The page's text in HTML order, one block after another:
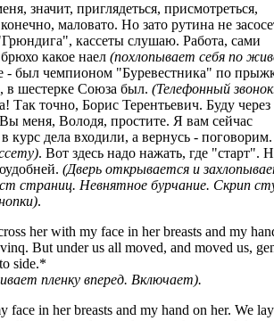
значит, приглядеться, присмотреться,
маловато. Но зато рутина не
кассеты слушаю. Работа, сами
какое наел (похлопывает себя по
- был чемпионом "Буревестника" по
в шестерке Союза был. (Телефонный
точно, Борис Терентьевич. Буду через
меня, Володя, простите. Я вам сейчас
курс дела входили, а вернусь -
. Вот здесь надо нажать, где "старт".
(Дверь открывается и
страниц. Невнятное бурчание. Скрип
.
her with my face in her breasts and my
But under us all moved, and moved us,
side.*
пленку вперед. Включает).
face in her breasts and my hand on her. We